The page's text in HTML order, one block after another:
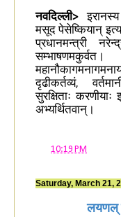
नवदिल्ली>
मसूद पेसेष्कियान्
प्रधानमन्त्री
सम्भाषणमकुर्वत।
दृढीकर्तव्यं,
सुरक्षिताः करणीयाः
अभ्यर्थितवान्।
10:19 PM
Saturday, March 21,
लयणल्